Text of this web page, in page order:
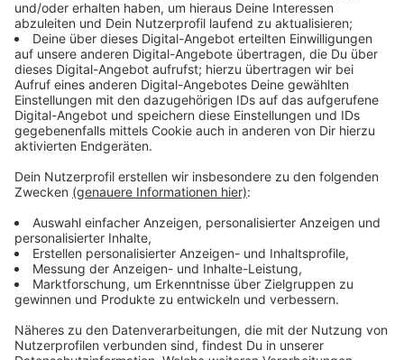
Niederfeldstraße in Wiesdorf. Bei allen Projekten
wollen die Verantwortlichen jetzt erst einmal die Ist-
Zustände analysieren und die Kommunikation zu
anderen Schnittstellen ausbauen – im Rahmen des
Bahnhofsquartiers zum Beispiel mit der Deutschen
Bahn.
Weitere Meldungen aus Leverkusen
Anzeige
Jugendliche